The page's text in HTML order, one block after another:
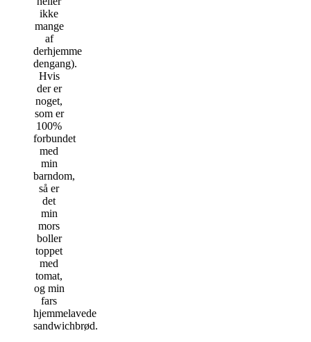
ikke
mange
af
derhjemme
dengang).
Hvis
der er
noget,
som er
100%
forbundet
med
min
barndom,
så er
det
min
mors
boller
toppet
med
tomat,
og min
fars
hjemmelavede
sandwichbrød.